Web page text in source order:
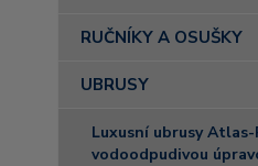
RUČNÍKY A OSUŠKY
UBRUSY
Luxusní ubrusy
vodoodpudivou